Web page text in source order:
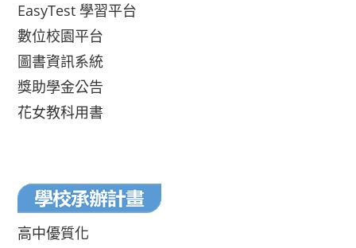
EasyTest 學習平台
數位校園平台
圖書資訊系統
獎助學金公告
花女教科用書
高中優質化